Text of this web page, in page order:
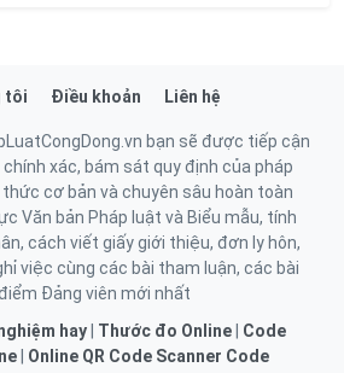
tôi Điều khoản Liên hệ
bạn sẽ được tiếp cận
xác, bám sát quy định của pháp
thức cơ bản và chuyên sâu hoàn toàn
Văn bản Pháp luật và Biểu mẫu, tính
cách viết giấy giới thiệu, đơn ly hôn,
việc cùng các bài tham luận, các bài
Đảng viên mới nhất
hay Thước đo Online
Code
| Online QR Code Scanner Code